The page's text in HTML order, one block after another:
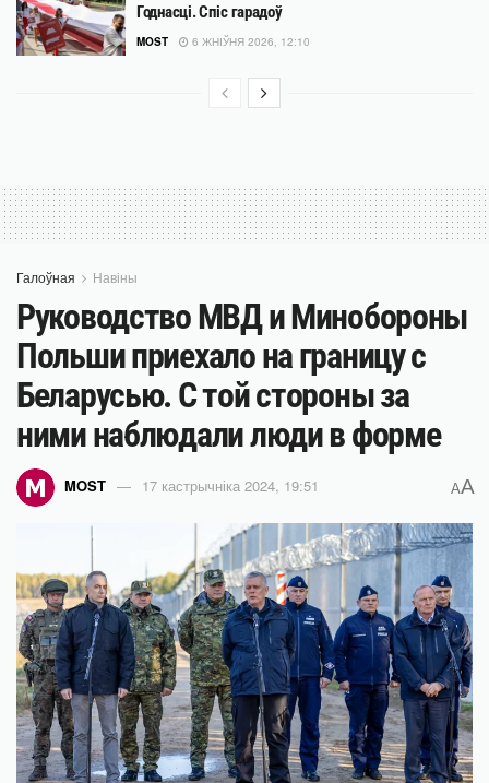
Годнасці. Спіс гарадоў
MOST 6 ЖНІЎНЯ 2026, 12:10
Галоўная Навіны
Руководство МВД и Минобороны
Польши приехало на границу с
Беларусью. С той стороны за
ними наблюдали люди в форме
MOST 17 кастрычніка 2024, 19:51 AA